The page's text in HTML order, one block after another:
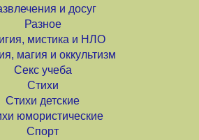
и досуг
Разное
мистика и НЛО
магия и оккультизм
Секс учеба
Стихи
Стихи детские
юмористические
Спорт